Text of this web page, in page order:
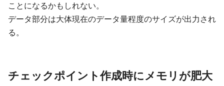
ことになるかもしれない。
データ部分は大体現在のデータ量程度のサイズが出力され
る。
チェックポイント作成時にメモリが肥大